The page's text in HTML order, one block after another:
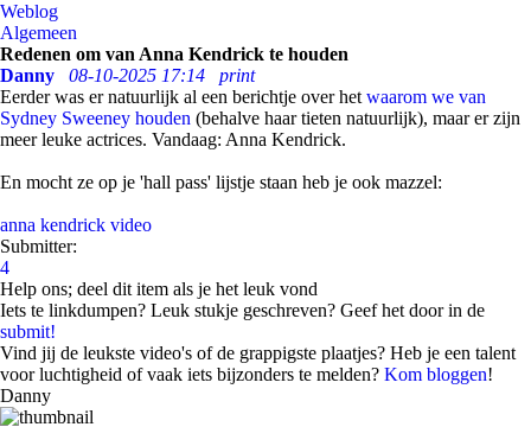
Weblog
Algemeen
Redenen om van Anna Kendrick te houden
Danny
08-10-2025 17:14
print
Eerder was er natuurlijk al een berichtje over het waarom we van
Sydney Sweeney houden (behalve haar tieten natuurlijk), maar er zijn
meer leuke actrices. Vandaag: Anna Kendrick.
En mocht ze op je 'hall pass' lijstje staan heb je ook mazzel:
anna kendrick video
Submitter:
4
Help ons; deel dit item als je het leuk vond
Iets te linkdumpen? Leuk stukje geschreven? Geef het door in de
submit!
Vind jij de leukste video's of de grappigste plaatjes? Heb je een talent
voor luchtigheid of vaak iets bijzonders te melden? Kom bloggen!
Danny